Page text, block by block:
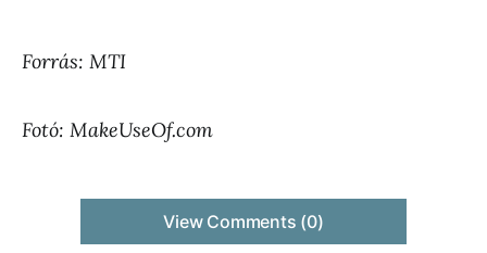
Forrás: MTI
Fotó: MakeUseOf.com
View Comments (0)